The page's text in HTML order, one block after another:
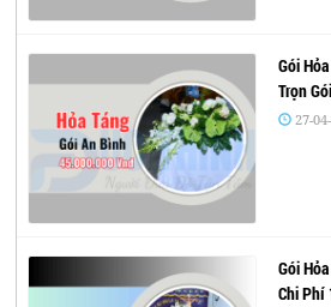
Gói
Trọn
27-
Gói
Chi Phí